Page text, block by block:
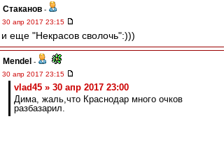
Cтаканов -
30 апр 2017 23:15
и еще "Некрасов сволочь":)))
Mendel -
30 апр 2017 23:15
vlad45 » 30 апр 2017 23:00
Дима, жаль,что Краснодар много очков
разбазарил.